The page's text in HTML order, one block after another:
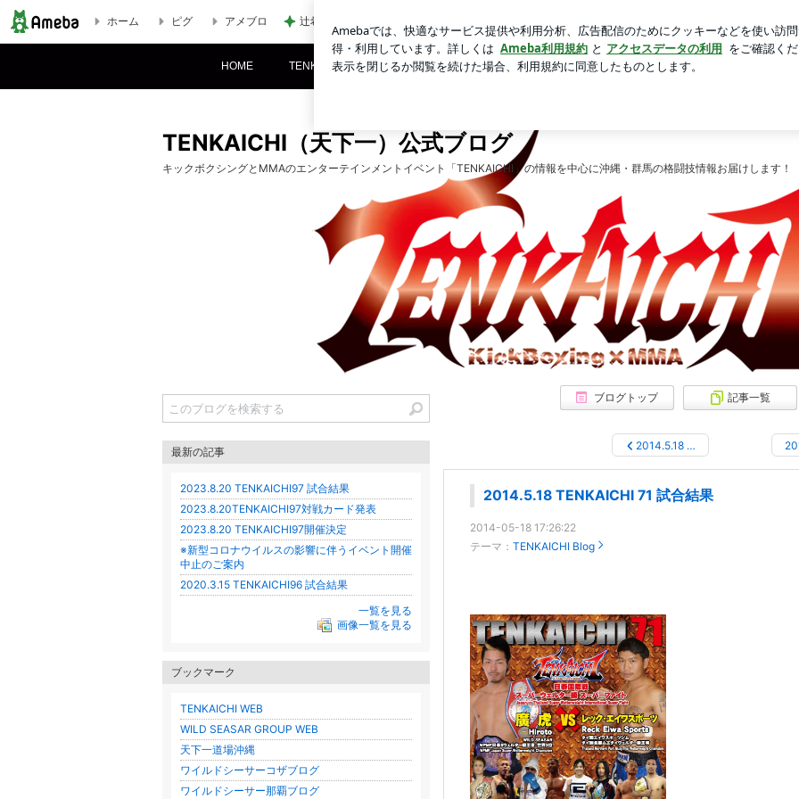
2014.5.18 TENKAICHI 71 試合結果 | TENKAICHI（天下一）公式ブログ
HOME TENKAICHIについて 大会スケジュール 公式YouTube 公式ブログ
ホーム ピグ アメブロ 辻希美の長女 ｢プロ顔負け｣のお菓子公開 新規登録
TENKAICHI（天下一）公式ブログ
キックボクシングとMMAのエンターテインメントイベント「TENKAICHI」の情報を中心に沖縄・群馬の格闘技情報お届けします！
ブログトップ 記事一覧
2014.5.18 …
2014.5.18 TENKAICHI 71 試合結果
2014-05-18 17:26:22
テーマ： TENKAICHI Blog
最新の記事
2023.8.20 TENKAICHI97 試合結果
2023.8.20TENKAICHI97対戦カード発表
2023.8.20 TENKAICHI97開催決定
※新型コロナウイルスの影響に伴うイベント開催
中止のご案内
2020.3.15 TENKAICHI96 試合結果
一覧を見る
画像一覧を見る
ブックマーク
TENKAICHI WEB
WILD SEASAR GROUP WEB
天下一道場沖縄
ワイルドシーサーコザブログ
ワイルドシーサー那覇ブログ